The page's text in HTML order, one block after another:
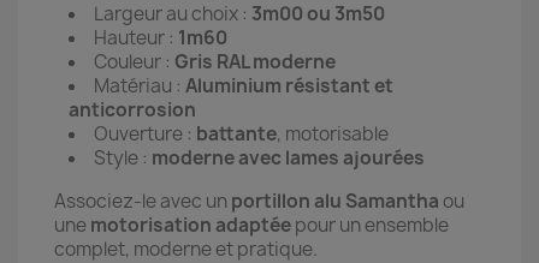
Largeur au choix : 3m00 ou 3m50
Hauteur : 1m60
Couleur : Gris RAL moderne
Matériau : Aluminium résistant et
anticorrosion
Ouverture : battante, motorisable
Style : moderne avec lames ajourées
Associez-le avec un portillon alu Samantha ou
unemotorisation adaptéepour un ensemble
complet, moderne et pratique.